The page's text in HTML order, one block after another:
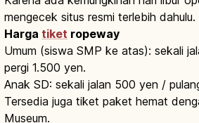
mengecek situs resmi terlebih dahulu.
Harga tiket ropeway
Umum (siswa SMP ke atas): sekali
pergi 1.500 yen.
Anak SD: sekali jalan 500 yen /
Tersedia juga tiket paket hemat
Museum.